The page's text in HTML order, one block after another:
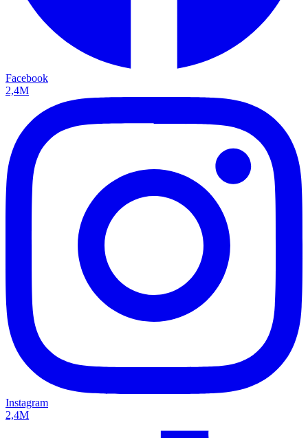
Facebook
2,4M
Instagram
2,4M